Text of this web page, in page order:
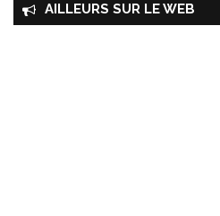
AILLEURS SUR LE WEB